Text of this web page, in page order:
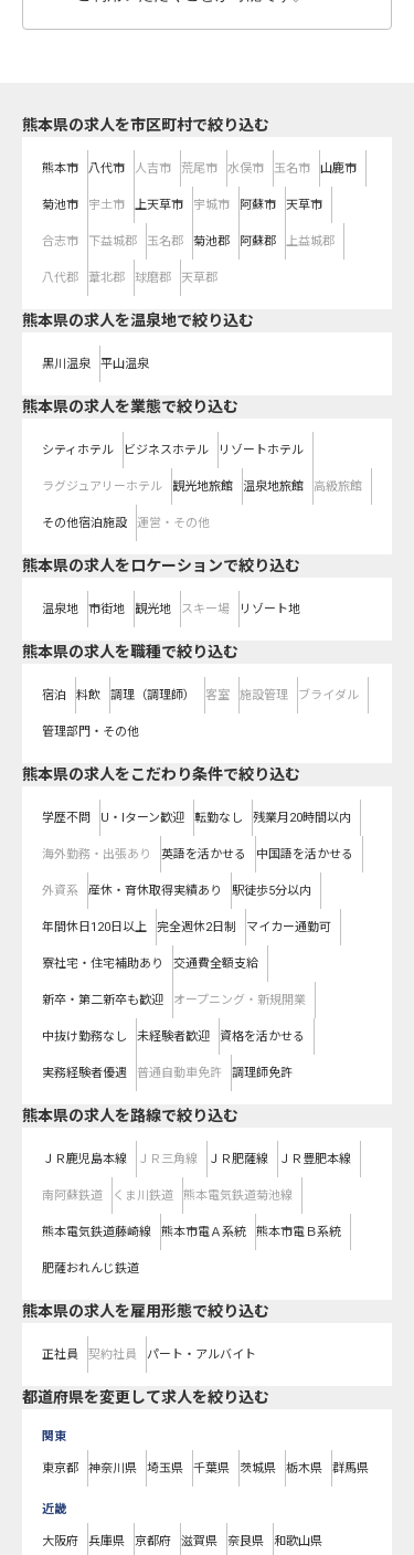
熊本県の求人を市区町村で絞り込む
熊本市 八代市 人吉市 荒尾市 水俣市 玉名市 山鹿市
菊池市 宇土市 上天草市 宇城市 阿蘇市 天草市
合志市 下益城郡 玉名郡 菊池郡 阿蘇郡 上益城郡
八代郡 葦北郡 球磨郡 天草郡
熊本県の求人を温泉地で絞り込む
黒川温泉 平山温泉
熊本県の求人を業態で絞り込む
シティホテル ビジネスホテル リゾートホテル
ラグジュアリーホテル 観光地旅館 温泉地旅館 高級旅館
その他宿泊施設 運営・その他
熊本県の求人をロケーションで絞り込む
温泉地 市街地 観光地 スキー場 リゾート地
熊本県の求人を職種で絞り込む
宿泊 料飲 調理（調理師） 客室 施設管理 ブライダル
管理部門・その他
熊本県の求人をこだわり条件で絞り込む
学歴不問 U・Iターン歓迎 転勤なし 残業月20時間以内
海外勤務・出張あり 英語を活かせる 中国語を活かせる
外資系 産休・育休取得実績あり 駅徒歩5分以内
年間休日120日以上 完全週休2日制 マイカー通勤可
寮社宅・住宅補助あり 交通費全額支給
新卒・第二新卒も歓迎 オープニング・新規開業
中抜け勤務なし 未経験者歓迎 資格を活かせる
実務経験者優遇 普通自動車免許 調理師免許
熊本県の求人を路線で絞り込む
ＪＲ鹿児島本線 ＪＲ三角線 ＪＲ肥薩線 ＪＲ豊肥本線
南阿蘇鉄道 くま川鉄道 熊本電気鉄道菊池線
熊本電気鉄道藤崎線 熊本市電Ａ系統 熊本市電Ｂ系統
肥薩おれんじ鉄道
熊本県の求人を雇用形態で絞り込む
正社員 契約社員 パート・アルバイト
都道府県を変更して求人を絞り込む
関東
東京都 神奈川県 埼玉県 千葉県 茨城県 栃木県 群馬県
近畿
大阪府 兵庫県 京都府 滋賀県 奈良県 和歌山県